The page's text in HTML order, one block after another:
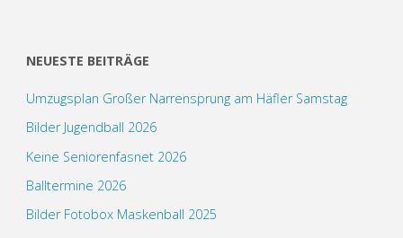
NEUESTE BEITRÄGE
Umzugsplan Großer Narrensprung am Häfler Samstag
Bilder Jugendball 2026
Keine Seniorenfasnet 2026
Balltermine 2026
Bilder Fotobox Maskenball 2025